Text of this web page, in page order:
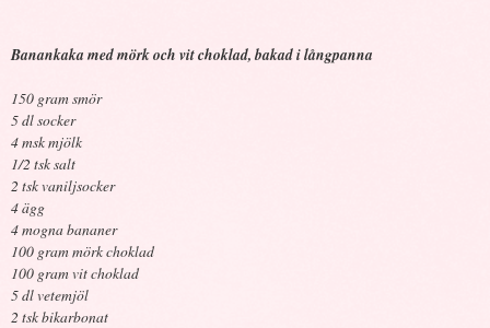
Banankaka med mörk och vit choklad, bakad i långpanna
150 gramsmör
5 dl socker
4 msk mjölk
1/2 tsk salt
2 tsk vaniljsocker
4 ägg
4 mogna bananer
100 gram mörk choklad
100 gramvit choklad
5 dl vetemjöl
2 tsk bikarbonat